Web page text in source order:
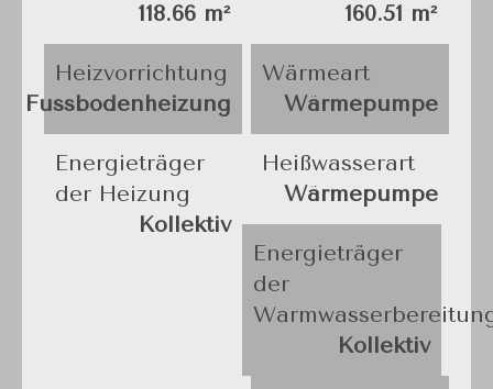
118.66 m²
160.51 m²
Heizvorrichtung
Fussbodenheizung
Wärmeart
Wärmepumpe
Energieträger
der Heizung
Kollektiv
Heißwasserart
Wärmepumpe
Energieträger
der
Kollektiv